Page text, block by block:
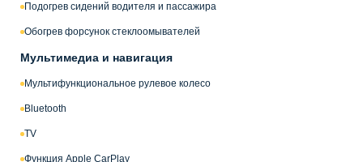
Подогрев сидений водителя и пассажира
Обогрев форсунок стеклоомывателей
Мультимедиа и навигация
Мультифункциональное рулевое колесо
Bluetooth
TV
Функция Apple CarPlay